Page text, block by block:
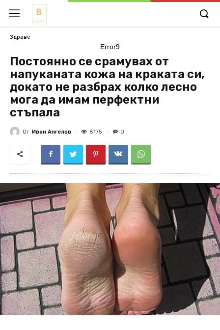
Здраве
Error9
Постоянно се срамувах от
напуканата кожа на краката си,
докато не разбрах колко лесно
мога да имам перфектни
стъпала
От Иван Ангелов 8175 0